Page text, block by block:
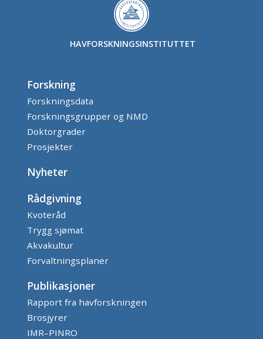
HAVFORSKNINGSINSTITUTTET
Forskning
Forskningsdata
Forskningsgrupper og NMD
Doktorgrader
Prosjekter
Nyheter
Rådgivning
Kvoteråd
Trygg sjømat
Akvakultur
Forvaltningsplaner
Publikasjoner
Rapport fra havforskningen
Brosjyrer
IMR–PINRO